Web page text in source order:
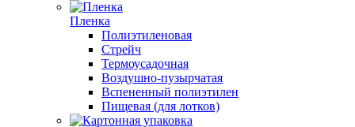
Пленка
Полиэтиленовая
Стрейч
Термоусадочная
Воздушно-пузырчатая
Вспененный полиэтилен
Пищевая (для лотков)